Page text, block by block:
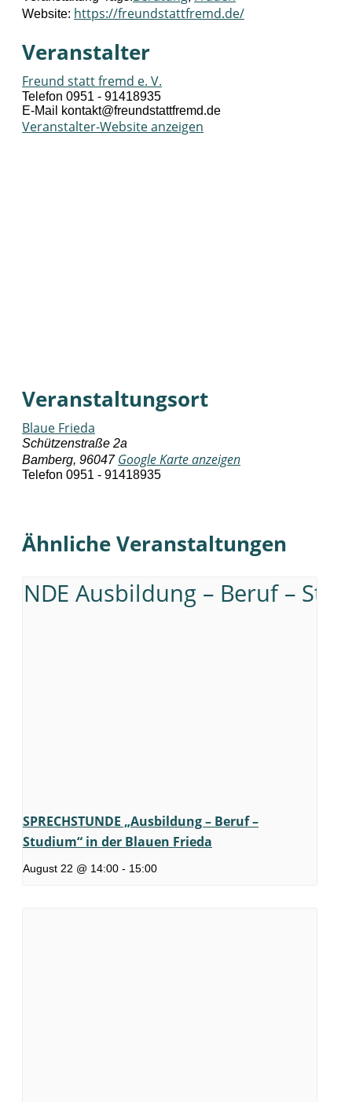
Website: https://freundstattfremd.de/
Veranstalter
Freund statt fremd e. V.
Telefon 0951 - 91418935
E-Mail
kontakt@freundstattfremd.de
Veranstalter-Website anzeigen
Veranstaltungsort
Blaue Frieda
Schützenstraße 2a
Bamberg, 96047 Google Karte anzeigen
Telefon 0951 - 91418935
Ähnliche Veranstaltungen
SPRECHSTUNDE „Ausbildung – Beruf –
Studium“ in der Blauen Frieda
August 22 @ 14:00 - 15:00